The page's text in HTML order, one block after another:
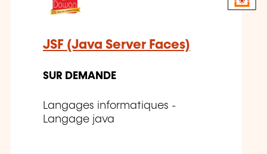
JSF (Java Server Faces)
SUR DEMANDE
Langages informatiques -
Langage java